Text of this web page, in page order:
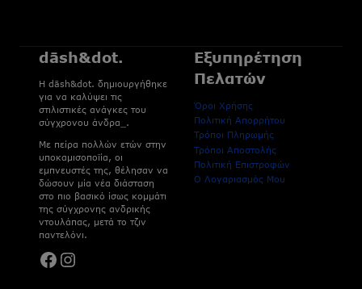
dāsh&dot.
H dāsh&dot. δημιουργήθηκε
για να καλύψει τις
στιλιστικές ανάγκες του
σύγχρονου άνδρα_.
Με πείρα πολλών ετών στην
υποκαμισοποϊία, οι
εμπνευστές της, θέλησαν να
δώσουν μία νέα διάσταση
στο πιο βασικό ίσως κομμάτι
της σύγχρονης ανδρικής
ντουλάπας, μετά το τζιν
παντελόνι.
Facebook
Instagram
Εξυπηρέτηση
Πελατών
Όροι Χρήσης
Πολιτική Απορρήτου
Τρόποι Πληρωμής
Τρόποι Αποστολής
Πολιτική Επιστροφών
Ο Λογαριασμός Μου